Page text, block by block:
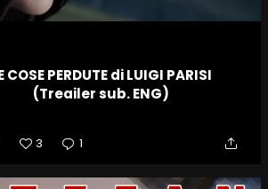
COSE PERDUTE di LUIGI PARISI
(Treailer sub. ENG)
3 1